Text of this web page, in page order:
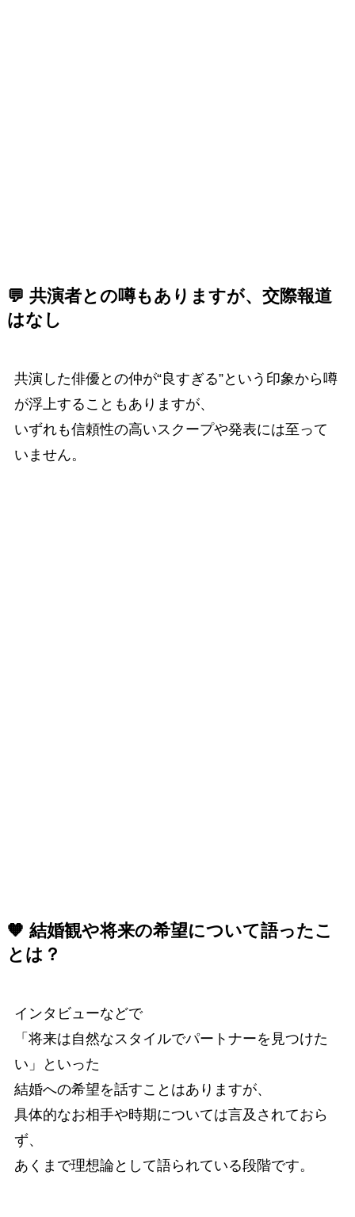
💬 共演者との噂もありますが、交際報道
はなし
共演した俳優との仲が“良すぎる”という印象から噂
が浮上することもありますが、
いずれも信頼性の高いスクープや発表には至って
いません。
🧡 結婚観や将来の希望について語ったこ
とは？
インタビューなどで
「将来は自然なスタイルでパートナーを見つけた
い」といった
結婚への希望を話すことはありますが、
具体的なお相手や時期については言及されておら
ず、
あくまで理想論として語られている段階です。